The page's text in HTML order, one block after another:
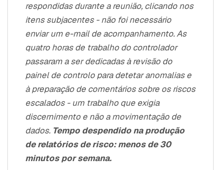
respondidas durante a reunião, clicando nos
itens subjacentes - não foi necessário
enviar um e-mail de acompanhamento. As
quatro horas de trabalho do controlador
passaram a ser dedicadas à revisão do
painel de controlo para detetar anomalias e
à preparação de comentários sobre os riscos
escalados - um trabalho que exigia
discernimento e não a movimentação de
dados. Tempo despendido na produção
de relatórios de risco: menos de 30
minutos por semana.